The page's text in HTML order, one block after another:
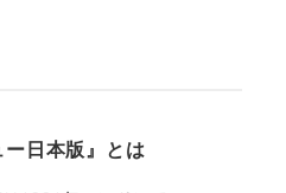
ー日本版』とは